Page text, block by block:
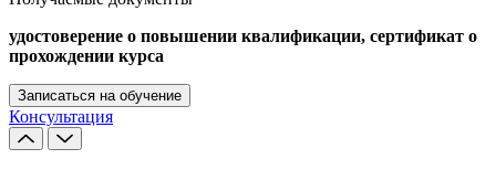
удостоверение о повышении квалификации, сертификат о
прохождении курса
Записаться на обучение
Консультация